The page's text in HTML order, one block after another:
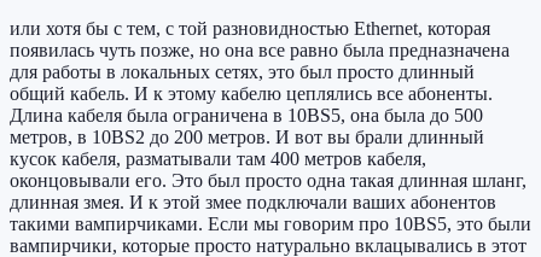
или хотя бы с тем, с той разновидностью Ethernet, которая
появилась чуть позже, но она все равно была предназначена
для работы в локальных сетях, это был просто длинный
общий кабель. И к этому кабелю цеплялись все абоненты.
Длина кабеля была ограничена в 10BS5, она была до 500
метров, в 10BS2 до 200 метров. И вот вы брали длинный
кусок кабеля, разматывали там 400 метров кабеля,
оконцовывали его. Это был просто одна такая длинная шланг,
длинная змея. И к этой змее подключали ваших абонентов
такими вампирчиками. Если мы говорим про 10BS5, это были
вампирчики, которые просто натурально вклацывались в этот